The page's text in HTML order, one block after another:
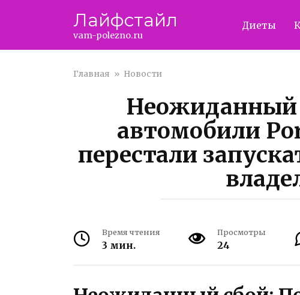
Лайфстайл
vam-polezno.ru
Диеты
Главная » Новости
Неожиданный
автомобили
перестали
Время чтения
3 мин.
Просмотры
24